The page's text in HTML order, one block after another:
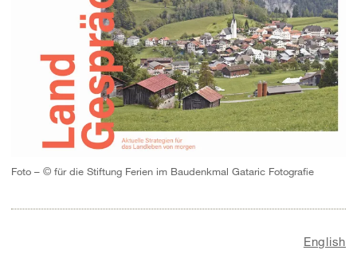
Foto – © für die Stiftung Ferien im Baudenkmal Gataric Fotografie
English